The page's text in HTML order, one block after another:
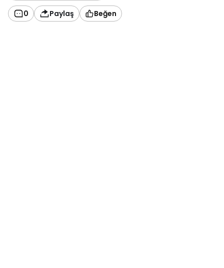
0 Paylaş Beğen